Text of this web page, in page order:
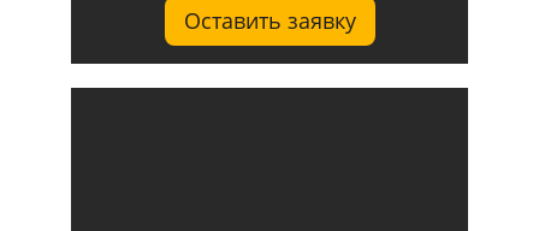
Оставить заявку